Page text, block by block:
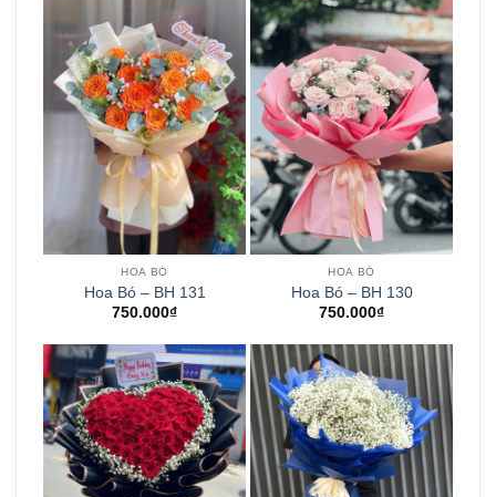
HOA BÓ
Hoa Bó – BH 131
750.000₫
HOA BÓ
Hoa Bó – BH 130
750.000₫